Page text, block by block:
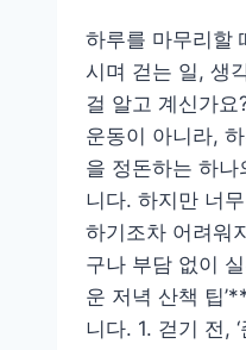
크
해
야
할
라
이
프
스
타
일
하루를 마무리할
시며 걷는 일, 생
걸 알고 계신가
운동이 아니라,
을 정돈하는 하나
니다. 하지만 너
하기조차 어려워
구나 부담 없이
운 저녁 산책 팁
니다. 1. 걷기 전,